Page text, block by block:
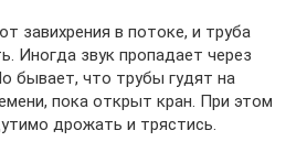
завихрения в потоке, и труба
Иногда звук пропадает через
бывает, что трубы гудят на
пока открыт кран. При этом
дрожать и трястись.